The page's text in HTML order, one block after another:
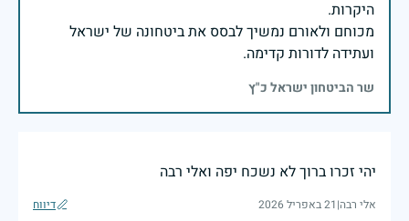
מכוחם ולאורם נמשיך לבסס את ביטחונה של ישראל
ועתידה לדורות קדימה.
שר הביטחון ישראל כ"ץ
יהי זכרו ברוך לא נשכח יפה ואלי רבה
אלי רבה|21 באפריל 2026 דיווח